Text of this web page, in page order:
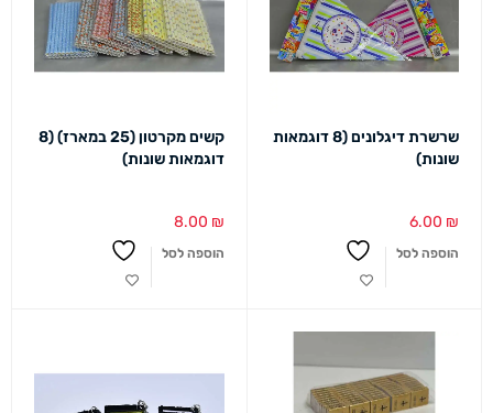
שרשרת דיגלונים (8 דוגמאות
שונות)
6.00 ₪
הוספה לסל
קשים מקרטון (25 במארז) (8
דוגמאות שונות)
8.00 ₪
הוספה לסל